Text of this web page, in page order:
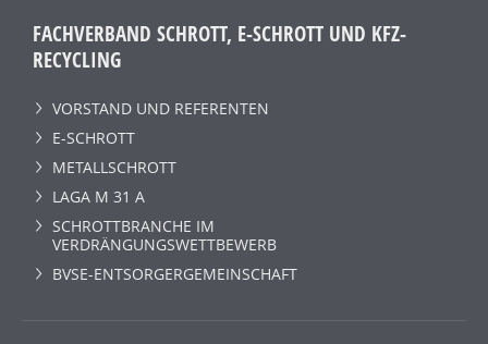
FACHVERBAND SCHROTT, E-SCHROTT UND KFZ-
RECYCLING
VORSTAND UND REFERENTEN
E-SCHROTT
METALLSCHROTT
LAGA M 31 A
SCHROTTBRANCHE IM
VERDRÄNGUNGSWETTBEWERB
BVSE-ENTSORGERGEMEINSCHAFT